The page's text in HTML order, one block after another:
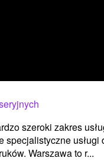
szeroki zakres
specjalistyczne
Warszawa to r...